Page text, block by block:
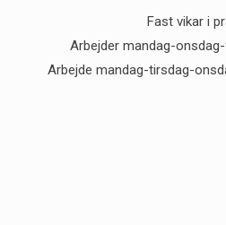
Fast vikar i
Arbejder mandag-
Arbejde mandag-tirsdag-